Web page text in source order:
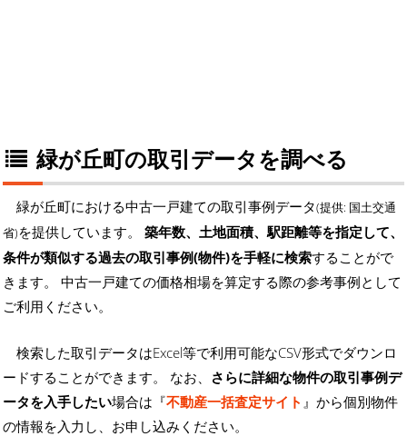
緑が丘町の取引データを調べる
緑が丘町における中古一戸建ての取引事例データ(提供: 国土交通
省)を提供しています。 築年数、土地面積、駅距離等を指定して、
条件が類似する過去の取引事例(物件)を手軽に検索することがで
きます。 中古一戸建ての価格相場を算定する際の参考事例として
ご利用ください。
検索した取引データはExcel等で利用可能なCSV形式でダウンロ
ードすることができます。 なお、 さらに詳細な物件の取引事例デ
ータを入手したい場合は『不動産一括査定サイト 』から個別物件
の情報を入力し、お申し込みください。